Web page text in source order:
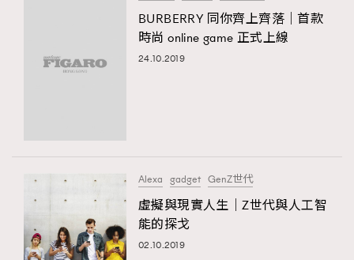
BURBERRY 同你齊上齊落｜首款
時尚 online game 正式上線
24.10.2019
Alexa gadget GenZ世代
虛擬與現實人生｜Z世代與人工智
能的探戈
02.10.2019